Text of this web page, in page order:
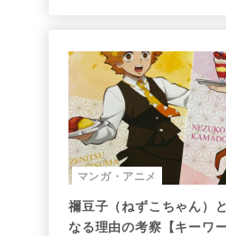
マンガ・アニメ
禰豆子（ねずこちゃん）
なる理由の考察【キーワ